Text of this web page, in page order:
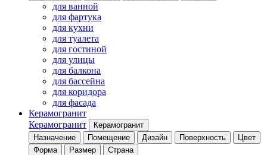
для ванной
для фартука
для кухни
для туалета
для гостиной
для улицы
для балкона
для бассейна
для коридора
для фасада
Керамогранит
Керамогранит
Керамогранит
Назначение
Помещение Дизайн Поверхность
Цвет
Форма
Размер Страна